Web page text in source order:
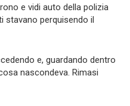
e vidi auto della polizia
stavano perquisendo il
e, guardando dentro
nascondeva. Rimasi